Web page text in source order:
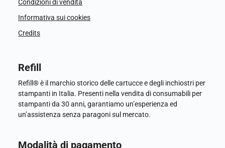
Condizioni di vendita
Informativa sui cookies
Credits
Refill
Refill® è il marchio storico delle cartucce e degli inchiostri per
stampanti in Italia. Presenti nella vendita di consumabili per
stampanti da 30 anni, garantiamo un’esperienza ed
un’assistenza senza paragoni sul mercato.
Modalità di pagamento